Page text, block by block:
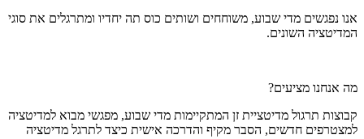
אנו נפגשים מדי שבוע, משוחחים ושותים כוס תה יחדיו ומתרגלים את סוגי
המדיטציה השונים.
מה אנחנו מציעים?